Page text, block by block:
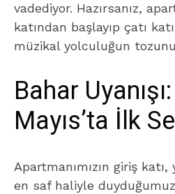
vadediyor. Hazırsanız,
katından başlayıp çatı
müzikal yolculuğun
Bahar
Mayıs’ta İlk
Apartmanımızın giriş
en saf haliyle